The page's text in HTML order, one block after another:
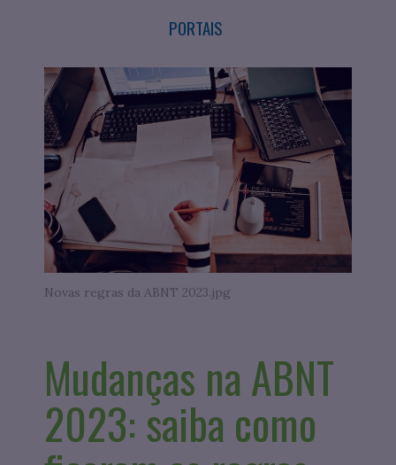
PORTAIS
Novas regras da ABNT 2023.jpg
Mudanças na ABNT
2023: saiba como